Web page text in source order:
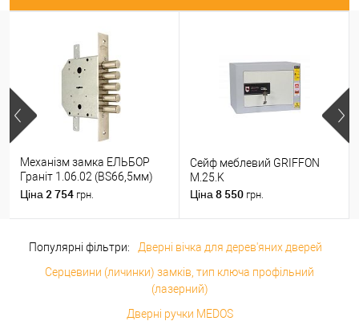
Механізм замка ЕЛЬБОР
Граніт 1.06.02 (BS66,5мм)
(н)
Ціна 2 754 грн.
Сейф меблевий GRIFFON
M.25.K
Ціна 8 550 грн.
Популярні фільтри:
Дверні вічка для дерев'яних дверей
Серцевини (личинки) замків, тип ключа профільний
(лазерний)
Дверні ручки MEDOS